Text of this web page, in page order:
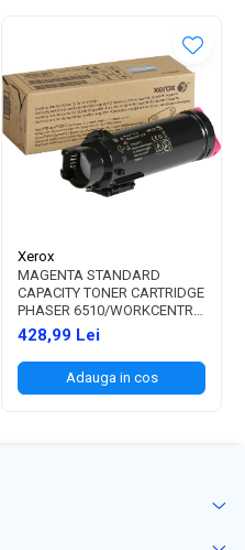
Xerox
MAGENTA STANDARD
CAPACITY TONER CARTRIDGE
PHASER 6510/WORKCENTRE
6515
428,99 Lei
Adauga in cos